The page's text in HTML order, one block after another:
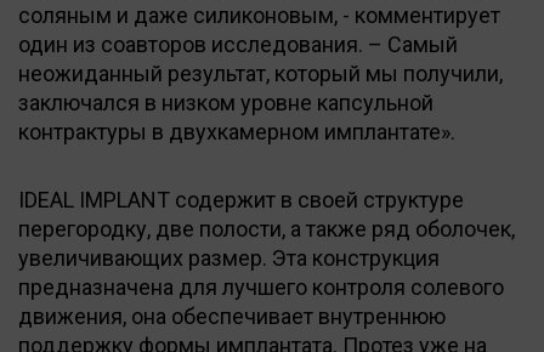
соляным и даже силиконовым, - комментирует
один из соавторов исследования. – Самый
неожиданный результат, который мы получили,
заключался в низком уровне капсульной
контрактуры в двухкамерном имплантате».
IDEAL IMPLANT содержит в своей структуре
перегородку, две полости, а также ряд оболочек,
увеличивающих размер. Эта конструкция
предназначена для лучшего контроля солевого
движения, она обеспечивает внутреннюю
поддержку формы имплантата. Протез уже на